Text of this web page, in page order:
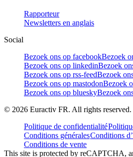
Rapporteur
Newsletters en anglais
Social
Bezoek ons op facebookBezoek
Bezoek ons op linkedinBezoek
Bezoek ons op rss-feedBezoek
Bezoek ons op mastodonBezoek
Bezoek ons op blueskyBezoek
© 2026 Euractiv FR. All rights reserved.
Politique de confidentialité
Conditions généralesConditions
Conditions de vente
This site is protected by reCAPTCHA,